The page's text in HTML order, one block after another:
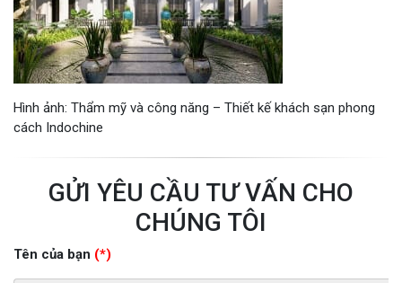
Hình ảnh: Thẩm mỹ và công năng – Thiết kế khách sạn phong
cách Indochine
GỬI YÊU CẦU TƯ VẤN CHO
CHÚNG TÔI
Tên của bạn (*)